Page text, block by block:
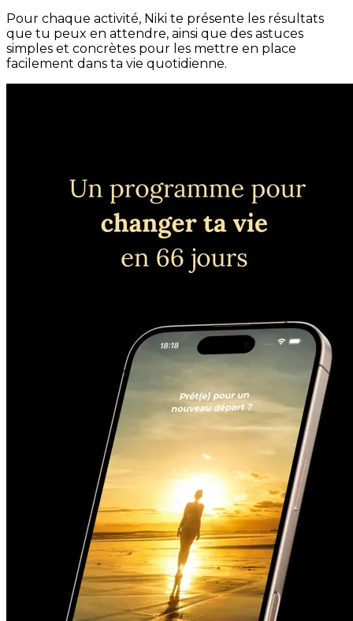
Pour chaque activité, Niki te présente les résultats
que tu peux en attendre, ainsi que des astuces
simples et concrètes pour les mettre en place
facilement dans ta vie quotidienne.